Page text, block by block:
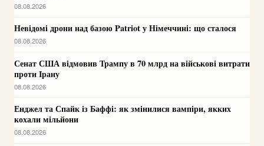
08.08.2026
Невідомі дрони над базою Patriot у Німеччині: що сталося
08.08.2026
Сенат США відмовив Трампу в 70 млрд на військові витрати
проти Ірану
08.08.2026
Енджел та Спайк із Баффі: як змінилися вампіри, якких
кохали мільйони
08.08.2026